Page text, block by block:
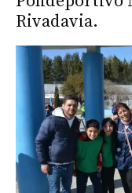
Rivadavia.